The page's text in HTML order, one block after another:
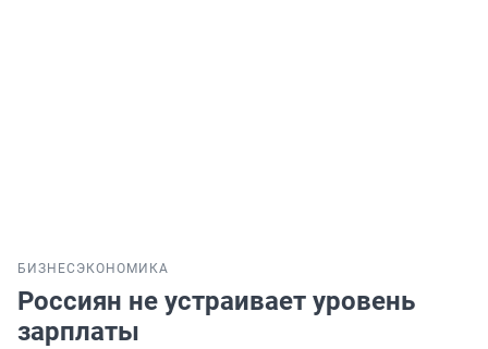
БИЗНЕС ЭКОНОМИКА
Россиян не устраивает уровень
зарплаты